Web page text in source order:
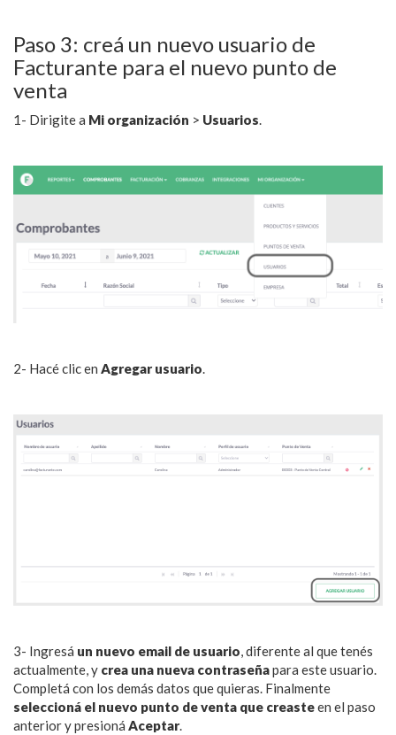
Paso 3: creá un nuevo usuario de
Facturante para el nuevo punto de
venta
1- Dirigite a Mi organización > Usuarios.
2- Hacé clic en Agregar usuario.
3- Ingresá un nuevo email de usuario, diferente al que tenés
actualmente, y crea una nueva contraseñapara este usuario.
Completá con los demás datos que quieras. Finalmente
seleccioná el nuevo punto de venta que creasteen el paso
anterior y presioná Aceptar.